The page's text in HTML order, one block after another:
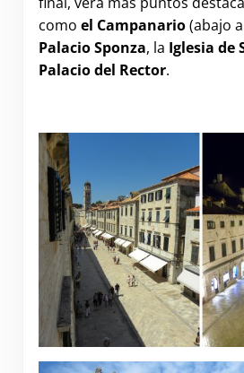
como el Campanario(abajo
Palacio Sponza, la Iglesia de
Palacio del Rector.